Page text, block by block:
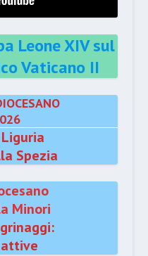
Leone XIV sul
Vaticano II
Spezia
Minori